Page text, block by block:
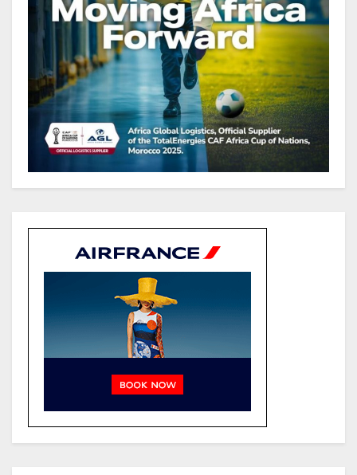
projets
Gabon : Ismaël Bonkoungou, le
Directeur général en visite
d’inspection des grands chantiers
routiers d’EBOMAF BTP Gabon
dans la Ngounié
Gabon : Les paiements d’intérêts
de la dette absorbent 20 à 30 % des
recettes, tandis que le service
des recettes budgétaires
(Rapport)
Société : Vives polémiques sur
l’identité de Bombé Marcel auprès
de la communauté Babongo
positionnement de partenaire de
référence pour les grands projets
industriels et d’infrastructures du
pays